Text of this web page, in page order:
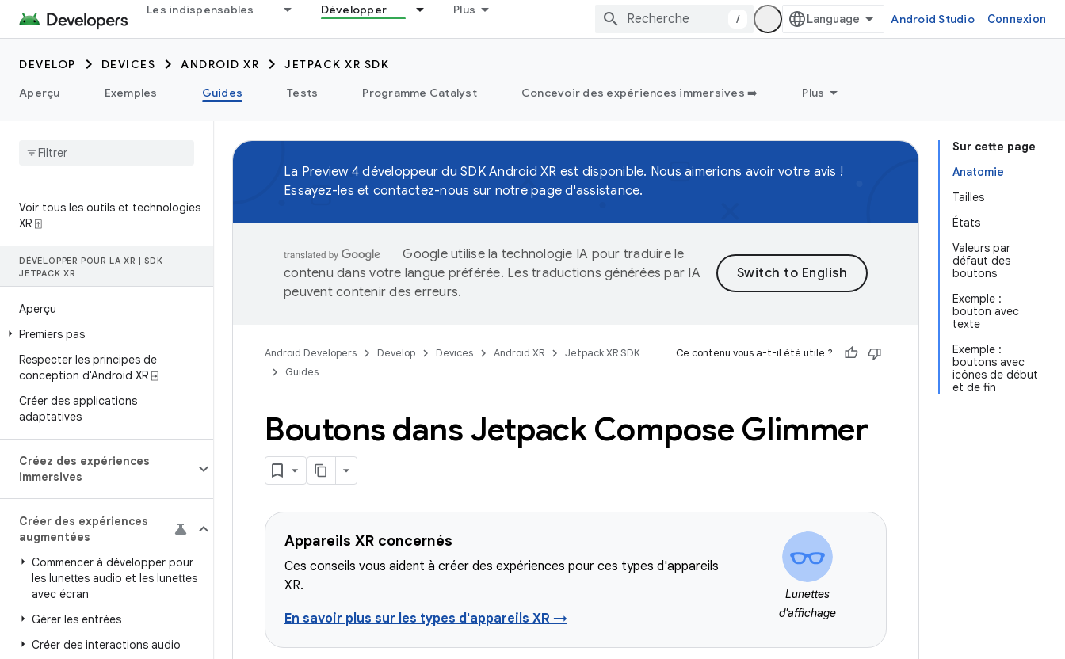
Les indispensables Développer Plus
/ Android Studio Connexion
DEVELOP DEVICES ANDROID XR
JETPACK XR SDK
Aperçu
Exemples Guides Tests Programme Catalyst Concevoir des expériences immersives ➡️ Plus
Voir tous les outils et technologies
XR ⍐
DÉVELOPPER POUR LA XR
SDK
JETPACK XR
Aperçu
Premiers pas
Respecter les principes de
conception d'Android XR ⍈
Créer des applications
adaptatives
Créez des expériences
immersives
Créer des expériences
augmentées
Commencer à développer pour
les lunettes audio et les lunettes
avec écran
Gérer les entrées
Créer des interactions audio
Sur cette page
Anatomie
Tailles
États
Valeurs par
défaut des
boutons
Exemple :
bouton avec
texte
Exemple :
boutons avec
icônes de début
et de fin
La Preview 4 développeur du SDK Android XR est disponible. Nous aimerions avoir votre avis !
Essayez-les et contactez-nous sur notre page d'assistance.
Google utilise la technologie IA pour traduire le
contenu dans votre langue préférée. Les traductions générées par IA
peuvent contenir des erreurs.
Android Developers Develop Devices Android XR
Jetpack XR SDK
Guides
Ce contenu vous a-t-il été utile ?
Boutons dans Jetpack Compose Glimmer
Appareils XR concernés
Ces conseils vous aident à créer des expériences pour ces types d'appareils
XR.
En savoir plus sur les types d'appareils XR →
Lunettes
d'affichage